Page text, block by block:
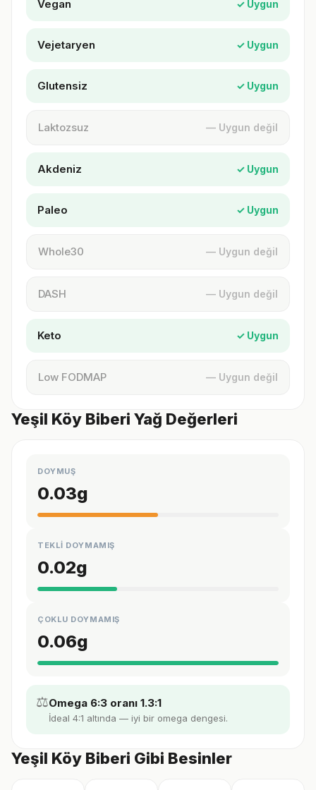
Vegan ✓ Uygun
Vejetaryen ✓ Uygun
Glutensiz ✓ Uygun
Laktozsuz — Uygun değil
Akdeniz ✓ Uygun
Paleo ✓ Uygun
Whole30 — Uygun değil
DASH — Uygun değil
Keto ✓ Uygun
Low FODMAP — Uygun değil
Yeşil Köy Biberi Yağ Değerleri
DOYMUŞ
0.03g
TEKLİ DOYMAMIŞ
0.02g
ÇOKLU DOYMAMIŞ
0.06g
⚖️Omega 6:3 oranı 1.3:1
İdeal 4:1 altında — iyi bir omega dengesi.
Yeşil Köy Biberi Gibi Besinler